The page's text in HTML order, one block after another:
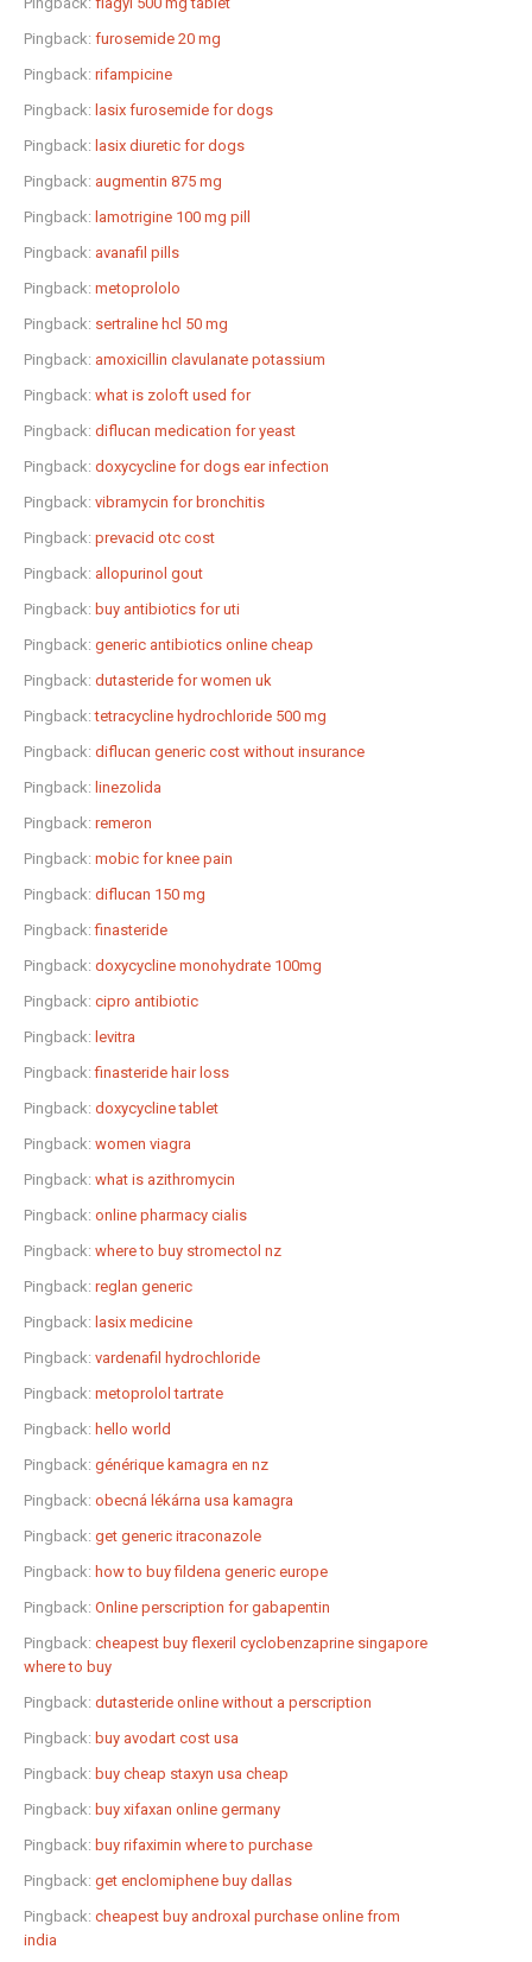
Pingback: furosemide 20 mg
Pingback: rifampicine
Pingback: lasix furosemide for dogs
Pingback: lasix diuretic for dogs
Pingback: augmentin 875 mg
Pingback: lamotrigine 100 mg pill
Pingback: avanafil pills
Pingback: metoprololo
Pingback: sertraline hcl 50 mg
Pingback: amoxicillin clavulanate potassium
Pingback: what is zoloft used for
Pingback: diflucan medication for yeast
Pingback: doxycycline for dogs ear infection
Pingback: vibramycin for bronchitis
Pingback: prevacid otc cost
Pingback: allopurinol gout
Pingback: buy antibiotics for uti
Pingback: generic antibiotics online cheap
Pingback: dutasteride for women uk
Pingback:tetracycline hydrochloride 500 mg
Pingback: diflucan generic cost without insurance
Pingback: linezolida
Pingback: remeron
Pingback: mobic for knee pain
Pingback: diflucan 150 mg
Pingback:finasteride
Pingback: doxycycline monohydrate 100mg
Pingback: cipro antibiotic
Pingback: levitra
Pingback:finasteride hair loss
Pingback: doxycycline tablet
Pingback: women viagra
Pingback: what is azithromycin
Pingback: online pharmacy cialis
Pingback: where to buy stromectol nz
Pingback: reglan generic
Pingback: lasix medicine
Pingback: vardenafil hydrochloride
Pingback: metoprolol tartrate
Pingback: hello world
Pingback: générique kamagra en nz
Pingback: obecná lékárna usa kamagra
Pingback: get generic itraconazole
Pingback: how to buy fildena generic europe
Pingback: Online perscription for gabapentin
Pingback: cheapest buy flexeril cyclobenzaprine singapore
where to buy
Pingback: dutasteride online without a perscription
Pingback: buy avodart cost usa
Pingback: buy cheap staxyn usa cheap
Pingback: buy xifaxan online germany
Pingback: buy rifaximin where to purchase
Pingback: get enclomiphene buy dallas
Pingback: cheapest buy androxal purchase online from
india